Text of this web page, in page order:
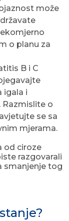
može
o planu za
B i C
igala i
Razmislite o
se sa
mjerama.
od ciroze
razgovarali
smanjenje tog